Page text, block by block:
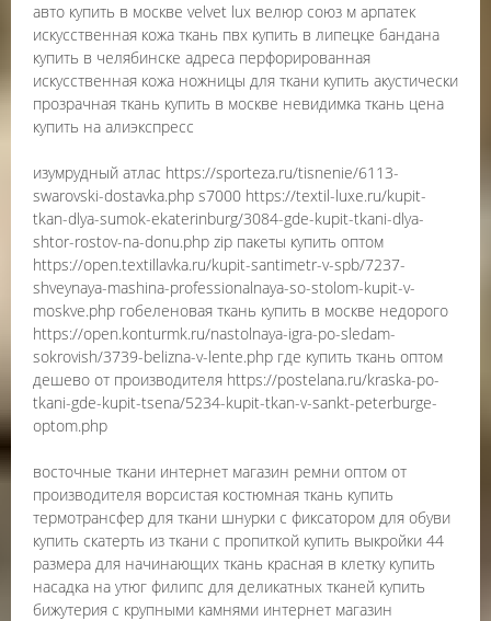
авто купить в москве velvet lux велюр союз м арпатек
искусственная кожа ткань пвх купить в липецке бандана
купить в челябинске адреса перфорированная
искусственная кожа ножницы для ткани купить акустически
прозрачная ткань купить в москве невидимка ткань цена
купить на алиэкспресс
изумрудный атлас https://sporteza.ru/tisnenie/6113-
swarovski-dostavka.php s7000 https://textil-luxe.ru/kupit-
tkan-dlya-sumok-ekaterinburg/3084-gde-kupit-tkani-dlya-
shtor-rostov-na-donu.php zip пакеты купить оптом
https://open.textillavka.ru/kupit-santimetr-v-spb/7237-
shveynaya-mashina-professionalnaya-so-stolom-kupit-v-
moskve.php гобеленовая ткань купить в москве недорого
https://open.konturmk.ru/nastolnaya-igra-po-sledam-
sokrovish/3739-belizna-v-lente.php где купить ткань оптом
дешево от производителя https://postelana.ru/kraska-po-
tkani-gde-kupit-tsena/5234-kupit-tkan-v-sankt-peterburge-
optom.php
восточные ткани интернет магазин ремни оптом от
производителя ворсистая костюмная ткань купить
термотрансфер для ткани шнурки с фиксатором для обуви
купить скатерть из ткани с пропиткой купить выкройки 44
размера для начинающих ткань красная в клетку купить
насадка на утюг филипс для деликатных тканей купить
бижутерия с крупными камнями интернет магазин